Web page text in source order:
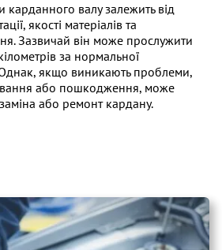
карданного валу залежить від
якості матеріалів та
Зазвичай він може прослужити
за нормальної
Однак, якщо виникають проблеми,
або пошкодження, може
або ремонт кардану.